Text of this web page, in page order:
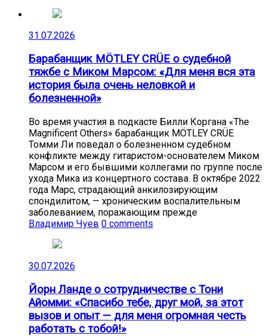
31.07.2026
Барабанщик MÖTLEY CRÜE о судебной
тяжбе с Миком Марсом: «Для меня вся эта
история была очень неловкой и
болезненной»
Во время участия в подкасте Билли Коргана «The
Magnificent Others» барабанщик MÖTLEY CRÜE
Томми Ли поведал о болезненном судебном
конфликте между гитаристом-основателем Миком
Марсом и его бывшими коллегами по группе после
ухода Мика из концертного состава. В октябре 2022
года Марс, страдающий анкилозирующим
спондилитом, — хроническим воспалительным
заболеванием, поражающим прежде
Владимир Чуев 0 comments
30.07.2026
Йорн Ланде о сотрудничестве с Тони
Айомми: «Спасибо тебе, друг мой, за этот
вызов и опыт — для меня огромная честь
работать с тобой!»